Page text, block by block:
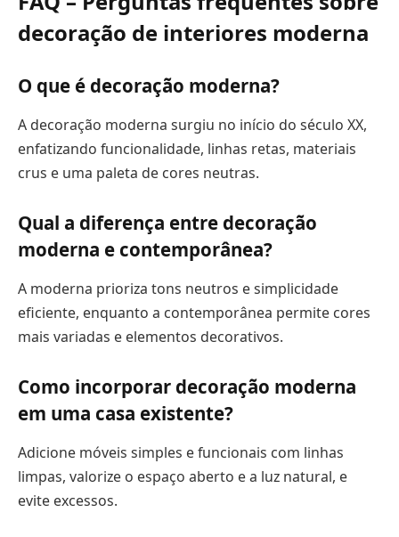
decoração de interiores moderna
O que é decoração moderna?
A decoração moderna surgiu no início do século XX,
enfatizando funcionalidade, linhas retas, materiais
crus e uma paleta de cores neutras.
Qual a diferença entre decoração
moderna e contemporânea?
A moderna prioriza tons neutros e simplicidade
eficiente, enquanto a contemporânea permite cores
mais variadas e elementos decorativos.
Como incorporar decoração moderna
em uma casa existente?
Adicione móveis simples e funcionais com linhas
limpas, valorize o espaço aberto e a luz natural, e
evite excessos.